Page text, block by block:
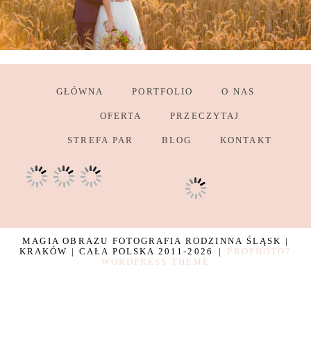
GŁÓWNA PORTFOLIO O NAS
OFERTA PRZECZYTAJ
STREFA PAR BLOG KONTAKT
MAGIA OBRAZU FOTOGRAFIA RODZINNA ŚLĄSK |
KRAKÓW | CAŁA POLSKA 2011-2026
|
PROPHOTO7
WORDPRESS THEME